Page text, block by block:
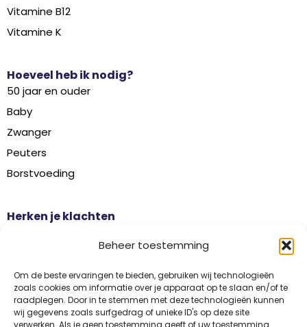
Beheer toestemming
Om de beste ervaringen te bieden, gebruiken wij technologieën
zoals cookies om informatie over je apparaat op te slaan en/of te
raadplegen. Door in te stemmen met deze technologieën kunnen
wij gegevens zoals surfgedrag of unieke ID's op deze site
verwerken. Als je geen toestemming geeft of uw toestemming
Vitamine B12
Vitamine K
Hoeveel heb ik nodig?
50 jaar en ouder
Baby
Zwanger
Peuters
Borstvoeding
Herken je klachten
Griep
Haaruitval
Overgangsklachten